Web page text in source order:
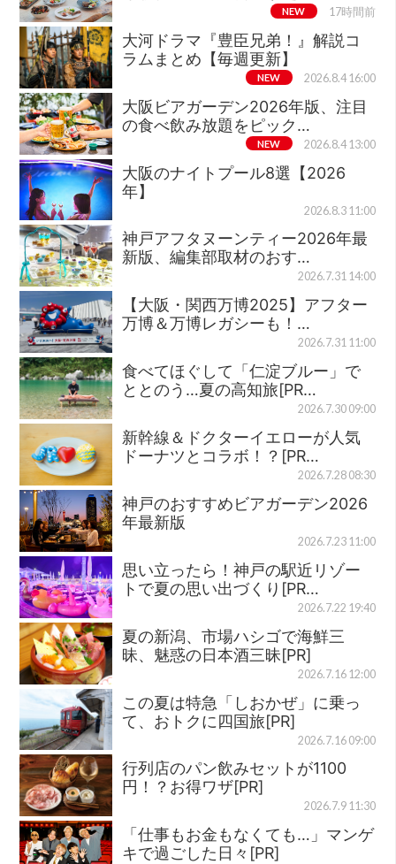
NEW 17時間前
大河ドラマ『豊臣兄弟！』解説コ
ラムまとめ【毎週更新】
NEW 2026.8.4 16:00
大阪ビアガーデン2026年版、注目
の食べ飲み放題をピック…
NEW 2026.8.4 13:00
大阪のナイトプール8選【2026
年】
2026.8.3 11:00
神戸アフタヌーンティー2026年最
新版、編集部取材のおす…
2026.7.31 14:00
【大阪・関西万博2025】アフター
万博＆万博レガシーも！…
2026.7.31 11:00
食べてほぐして「仁淀ブルー」で
ととのう…夏の高知旅[PR…
2026.7.30 09:00
新幹線＆ドクターイエローが人気
ドーナツとコラボ！？[PR…
2026.7.28 08:30
神戸のおすすめビアガーデン2026
年最新版
2026.7.23 11:00
思い立ったら！神戸の駅近リゾー
トで夏の思い出づくり[PR…
2026.7.22 19:40
夏の新潟、市場ハシゴで海鮮三
昧、魅惑の日本酒三昧[PR]
2026.7.16 12:00
この夏は特急「しおかぜ」に乗っ
て、おトクに四国旅[PR]
2026.7.16 09:00
行列店のパン飲みセットが1100
円！？お得ワザ[PR]
2026.7.9 11:30
「仕事もお金もなくても…」マンゲ
キで過ごした日々[PR]